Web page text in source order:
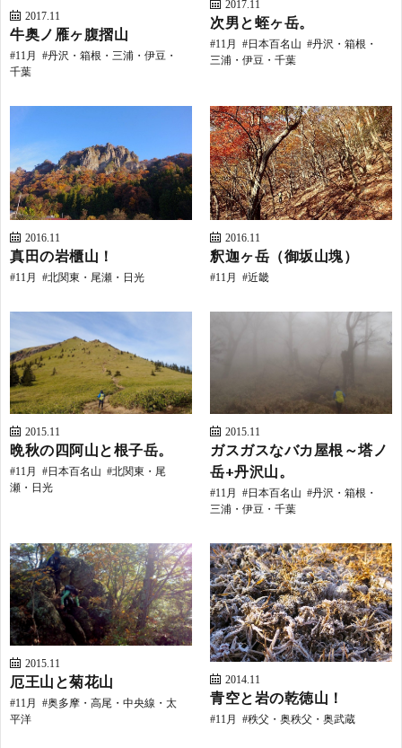
2017.11
牛奥ノ雁ヶ腹摺山
11月
丹沢・箱根・三浦・伊豆・
千葉
2017.11
次男と蛭ヶ岳。
11月 日本百名山
丹沢・箱根・
三浦・伊豆・千葉
2016.11
真田の岩櫃山！
11月 北関東・尾瀬・日光
2016.11
釈迦ヶ岳（御坂山塊）
11月 近畿
2015.11
晩秋の四阿山と根子岳。
11月 日本百名山
北関東・尾
瀬・日光
2015.11
ガスガスなバカ屋根～塔ノ
岳+丹沢山。
11月 日本百名山
丹沢・箱根・
三浦・伊豆・千葉
2015.11
厄王山と菊花山
11月
奥多摩・高尾・中央線・太
平洋
2014.11
青空と岩の乾徳山！
11月 秩父・奥秩父・奥武蔵